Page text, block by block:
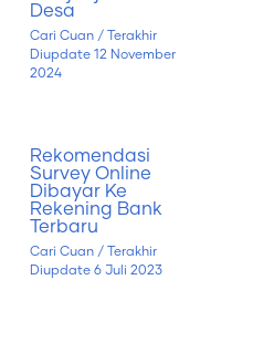
Desa
Cari Cuan/ Terakhir
Diupdate12 November
2024
Rekomendasi
Survey Online
Dibayar Ke
Rekening Bank
Terbaru
Cari Cuan/ Terakhir
Diupdate6 Juli 2023